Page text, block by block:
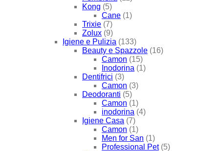
Kong (5)
Cane (1)
Trixie (7)
Zolux (9)
Igiene e Pulizia (133)
Beauty e Spazzole (16)
Camon (15)
Inodorina (1)
Dentifrici (3)
Camon (3)
Deodoranti (5)
Camon (1)
inodorina (4)
Igiene Casa (7)
Camon (1)
Men for San (1)
Professional Pet (5)